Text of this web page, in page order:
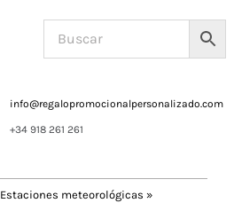
info@regalopromocionalpersonalizado.com
+34 918 261 261
Estaciones meteorológicas »